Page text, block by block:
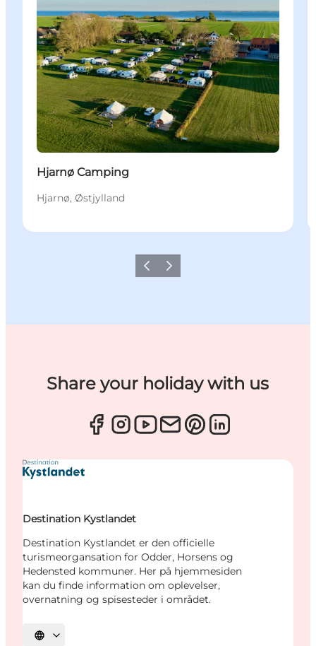
Hjarnø Camping
Hjarnø, Østjylland
ForrigeNæste
Share your holiday with us
Destination Kystlandet
Destination Kystlandet er den officielle
turismeorgansation for Odder, Horsens og
Hedensted kommuner. Her på hjemmesiden
kan du finde information om oplevelser,
overnatning og spisesteder i området.
Vælg sprog